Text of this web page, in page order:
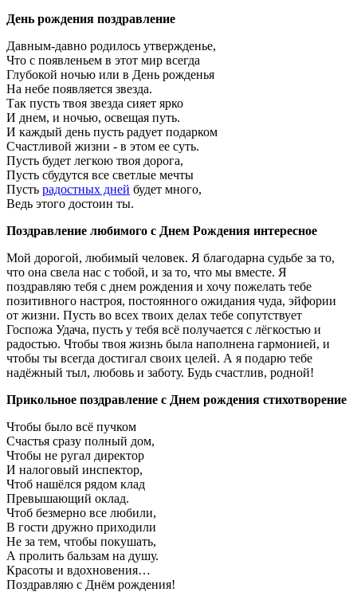
День рождения поздравление
Давным-давно родилось утвержденье,
Что с появленьем в этот мир всегда
Глубокой ночью или в День рожденья
На небе появляется звезда.
Так пусть твоя звезда сияет ярко
И днем, и ночью, освещая путь.
И каждый день пусть радует подарком
Счастливой жизни - в этом ее суть.
Пусть будет легкою твоя дорога,
Пусть сбудутся все светлые мечты
Пусть радостных дней будет много,
Ведь этого достоин ты.
Поздравление любимого с Днем Рождения интересное
Мой дорогой, любимый человек. Я благодарна судьбе за то,
что она свела нас с тобой, и за то, что мы вместе. Я
поздравляю тебя с днем рождения и хочу пожелать тебе
позитивного настроя, постоянного ожидания чуда, эйфории
от жизни. Пусть во всех твоих делах тебе сопутствует
Госпожа Удача, пусть у тебя всё получается с лёгкостью и
радостью. Чтобы твоя жизнь была наполнена гармонией, и
чтобы ты всегда достигал своих целей. А я подарю тебе
надёжный тыл, любовь и заботу. Будь счастлив, родной!
Прикольное поздравление с Днем рождения стихотворение
Чтобы было всё пучком
Счастья сразу полный дом,
Чтобы не ругал директор
И налоговый инспектор,
Чтоб нашёлся рядом клад
Превышающий оклад.
Чтоб безмерно все любили,
В гости дружно приходили
Не за тем, чтобы покушать,
А пролить бальзам на душу.
Красоты и вдохновения…
Поздравляю с Днём рождения!